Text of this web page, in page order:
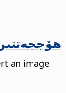
an image